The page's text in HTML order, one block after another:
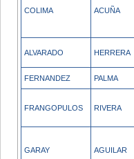
COLIMA ACUÑA
ALVARADO HERRERA
FERNANDEZ PALMA
FRANGOPULOS RIVERA
GARAY AGUILAR